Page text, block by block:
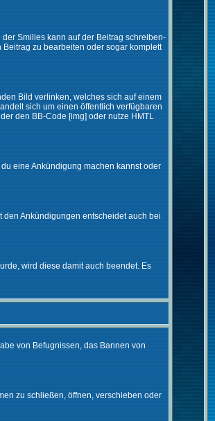
Smilies kann auf der Beitrag schreiben-
zu bearbeiten oder sogar komplett
Bild verlinken, welches sich auf einem
sich um einen öffentlich verfügbaren
den BB-Code [img] oder nutze HMTL
eine Ankündigung machen kannst oder
Ankündigungen entscheidet auch bei
wird diese damit auch beendet. Es
von Befugnissen, das Bannen von
zu schließen, öffnen, verschieben oder